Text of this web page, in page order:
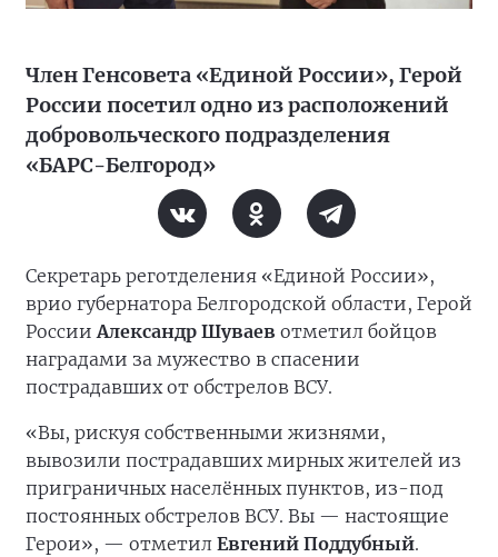
Член Генсовета «Единой России», Герой
России посетил одно из расположений
добровольческого подразделения
«БАРС-Белгород»
Секретарь реготделения «Единой России»,
врио губернатора Белгородской области, Герой
РоссииАлександр Шуваев отметил бойцов
наградами за мужество в спасении
пострадавших от обстрелов ВСУ.
«Вы, рискуя собственными жизнями,
вывозили пострадавших мирных жителей из
приграничных населённых пунктов, из-под
постоянных обстрелов ВСУ. Вы — настоящие
Герои», — отметил Евгений Поддубный.